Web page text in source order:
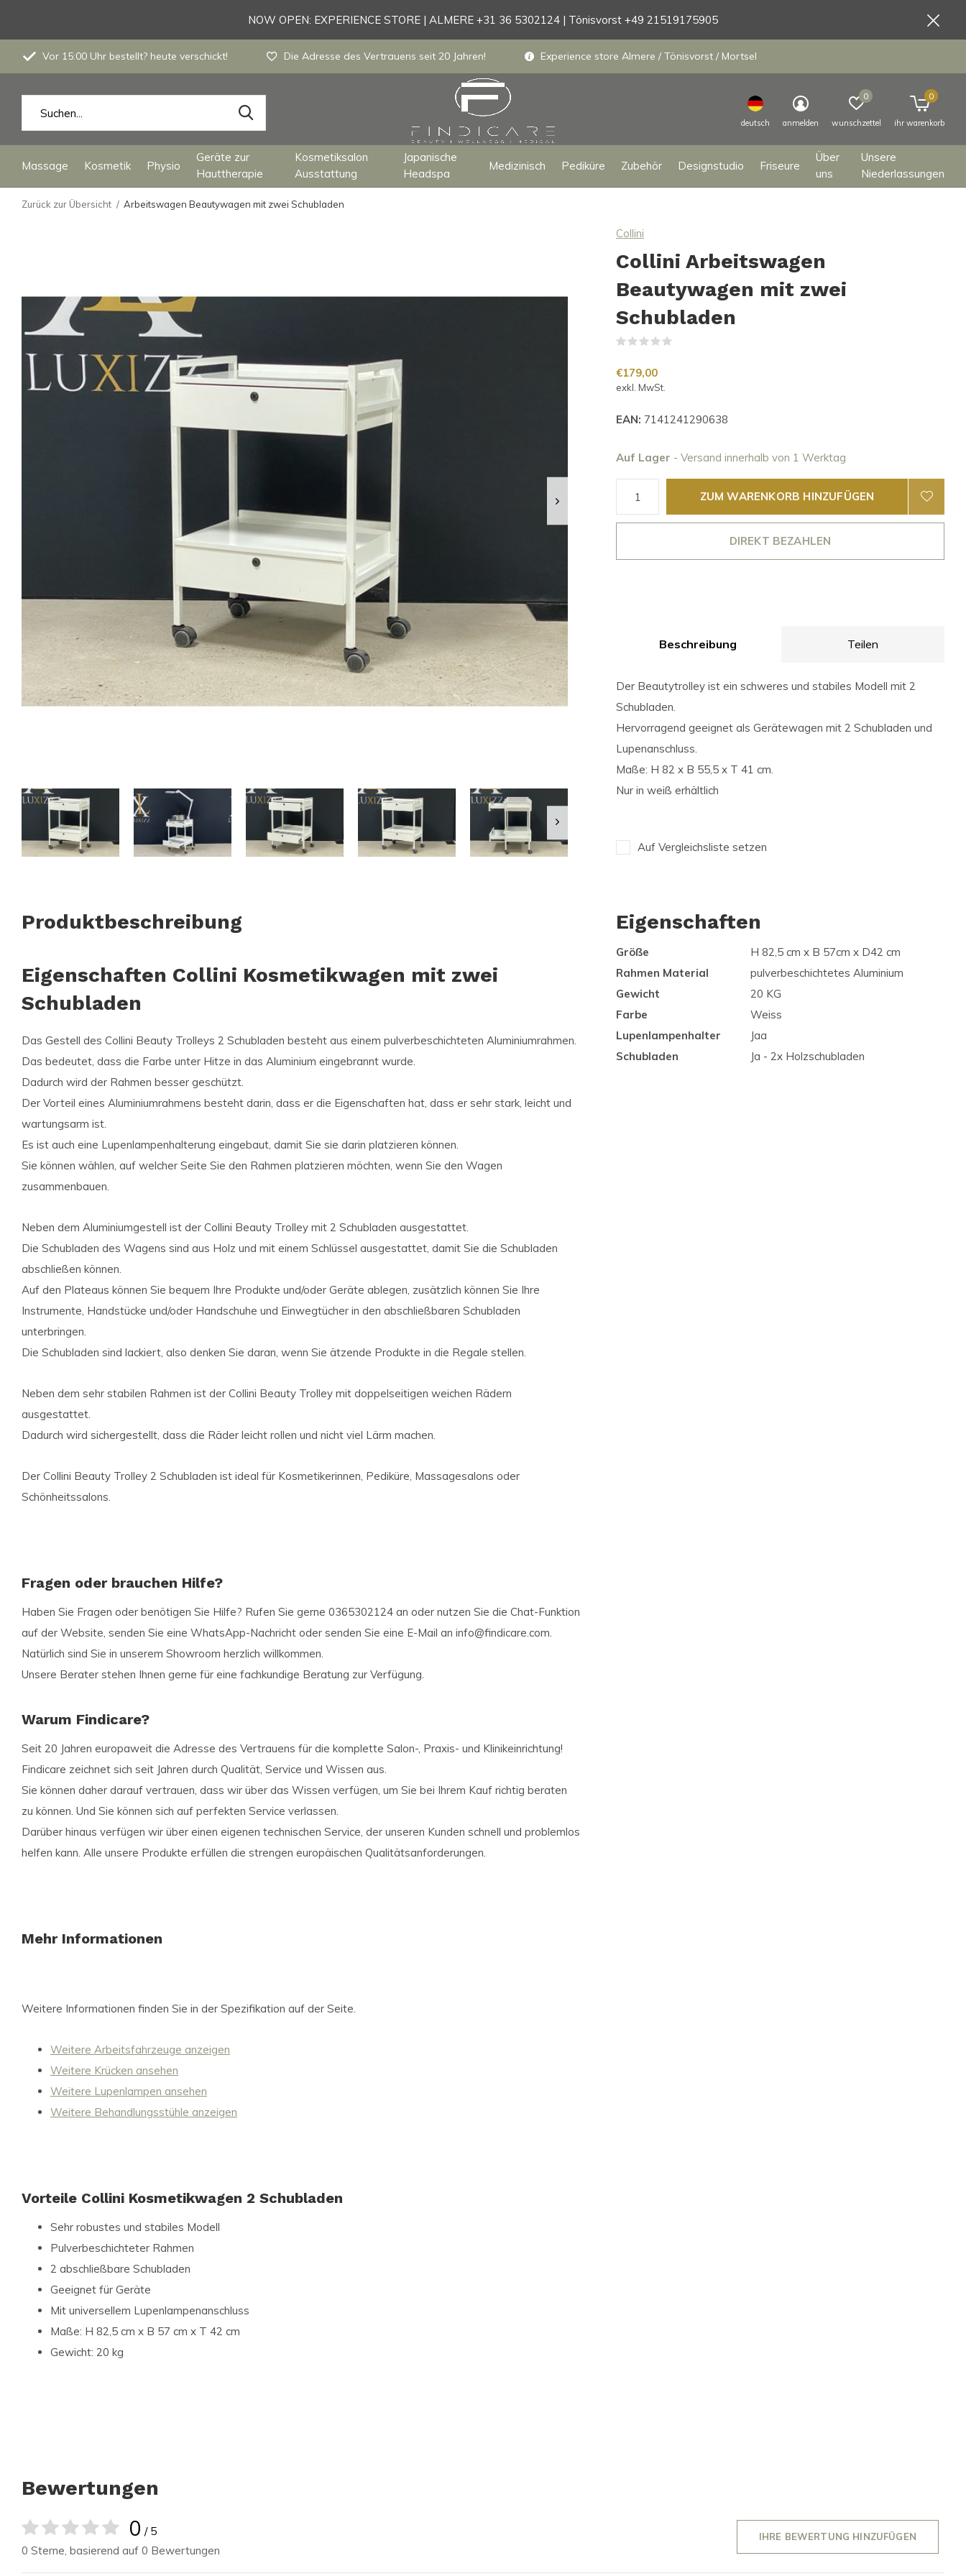
Massage Kosmetik Physio
Geräte zur
Hauttherapie
Kosmetiksalon
Ausstattung
Japanische
Headspa
Medizinisch Pediküre Zubehör Designstudio Friseure
Über
uns
Unsere
Niederlassungen
deutsch anmelden wunschzettel
0
ihr warenkorb
0
Vor 15:00 Uhr bestellt? heute verschickt! Die Adresse des Vertrauens seit 20 Jahren! Experience store Almere / Tönisvorst / Mortsel
NOW OPEN: EXPERIENCE STORE | ALMERE +31 36 5302124 | Tönisvorst +49 21519175905
Zurück zur Übersicht Arbeitswagen Beautywagen mit zwei Schubladen
Collini
Collini Arbeitswagen
Beautywagen mit zwei
Schubladen
€179,00
exkl. MwSt.
EAN: 7141241290638
Auf Lager - Versand innerhalb von 1 Werktag
ZUM WARENKORB HINZUFÜGEN
DIREKT BEZAHLEN
Beschreibung Teilen
Der Beautytrolley ist ein schweres und stabiles Modell mit 2
Schubladen.
Hervorragend geeignet als Gerätewagen mit 2 Schubladen und
Lupenanschluss.
Maße: H 82 x B 55,5 x T 41 cm.
Nur in weiß erhältlich
Auf Vergleichsliste setzen
Produktbeschreibung
Eigenschaften Collini Kosmetikwagen mit zwei
Schubladen
Das Gestell des Collini Beauty Trolleys 2 Schubladen besteht aus einem pulverbeschichteten Aluminiumrahmen.
Das bedeutet, dass die Farbe unter Hitze in das Aluminium eingebrannt wurde.
Dadurch wird der Rahmen besser geschützt.
Der Vorteil eines Aluminiumrahmens besteht darin, dass er die Eigenschaften hat, dass er sehr stark, leicht und
wartungsarm ist.
Es ist auch eine Lupenlampenhalterung eingebaut, damit Sie sie darin platzieren können.
Sie können wählen, auf welcher Seite Sie den Rahmen platzieren möchten, wenn Sie den Wagen
zusammenbauen.
Neben dem Aluminiumgestell ist der Collini Beauty Trolley mit 2 Schubladen ausgestattet.
Die Schubladen des Wagens sind aus Holz und mit einem Schlüssel ausgestattet, damit Sie die Schubladen
abschließen können.
Auf den Plateaus können Sie bequem Ihre Produkte und/oder Geräte ablegen, zusätzlich können Sie Ihre
Instrumente, Handstücke und/oder Handschuhe und Einwegtücher in den abschließbaren Schubladen
unterbringen.
Die Schubladen sind lackiert, also denken Sie daran, wenn Sie ätzende Produkte in die Regale stellen.
Neben dem sehr stabilen Rahmen ist der Collini Beauty Trolley mit doppelseitigen weichen Rädern
ausgestattet.
Dadurch wird sichergestellt, dass die Räder leicht rollen und nicht viel Lärm machen.
Der Collini Beauty Trolley 2 Schubladen ist ideal für Kosmetikerinnen, Pediküre, Massagesalons oder
Schönheitssalons.
Fragen oder brauchen Hilfe?
Haben Sie Fragen oder benötigen Sie Hilfe? Rufen Sie gerne 0365302124 an oder nutzen Sie die Chat-Funktion
auf der Website, senden Sie eine WhatsApp-Nachricht oder senden Sie eine E-Mail an info@findicare.com.
Natürlich sind Sie in unserem Showroom herzlich willkommen.
Unsere Berater stehen Ihnen gerne für eine fachkundige Beratung zur Verfügung.
Warum Findicare?
Seit 20 Jahren europaweit die Adresse des Vertrauens für die komplette Salon-, Praxis- und Klinikeinrichtung!
Findicare zeichnet sich seit Jahren durch Qualität, Service und Wissen aus.
Sie können daher darauf vertrauen, dass wir über das Wissen verfügen, um Sie bei Ihrem Kauf richtig beraten
zu können. Und Sie können sich auf perfekten Service verlassen.
Darüber hinaus verfügen wir über einen eigenen technischen Service, der unseren Kunden schnell und problemlos
helfen kann. Alle unsere Produkte erfüllen die strengen europäischen Qualitätsanforderungen.
Mehr Informationen
Weitere Informationen finden Sie in der Spezifikation auf der Seite.
Weitere Arbeitsfahrzeuge anzeigen
Weitere Krücken ansehen
Weitere Lupenlampen ansehen
Weitere Behandlungsstühle anzeigen
Vorteile Collini Kosmetikwagen 2 Schubladen
Sehr robustes und stabiles Modell
Pulverbeschichteter Rahmen
2 abschließbare Schubladen
Geeignet für Geräte
Mit universellem Lupenlampenanschluss
Maße: H 82,5 cm x B 57 cm x T 42 cm
Gewicht: 20 kg
Eigenschaften
Größe
H 82,5 cm x B 57cm x D42 cm
Rahmen Material
pulverbeschichtetes Aluminium
Gewicht
20 KG
Farbe
Weiss
Lupenlampenhalter
Jaa
Schubladen
Ja - 2x Holzschubladen
Bewertungen
0 / 5
0 Sterne, basierend auf 0 Bewertungen
IHRE BEWERTUNG HINZUFÜGEN